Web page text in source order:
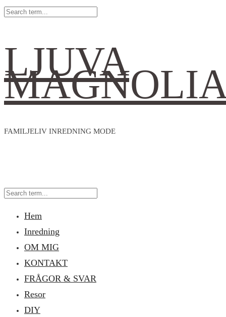
LJUVA
FAMILJELIV INREDNING MODE
Hem
Inredning
OM MIG
KONTAKT
FRÅGOR & SVAR
Resor
DIY